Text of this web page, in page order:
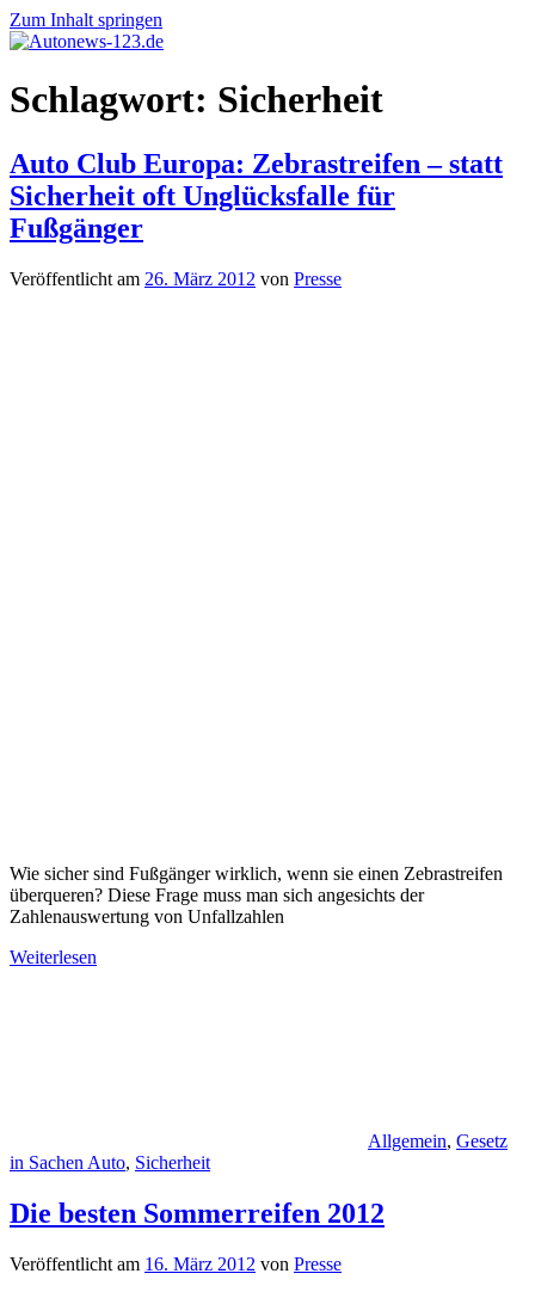
Zum Inhalt springen
Autonews-
123.de
Autonews
mit
Schlagwort: Sicherheit
Auto Club Europa: Zebrastreifen – statt
Sicherheit oft Unglücksfalle für
Fußgänger
Veröffentlicht am 26. März 2012 von Presse
Wie sicher sind Fußgänger wirklich, wenn sie einen Zebrastreifen
überqueren? Diese Frage muss man sich angesichts der
Zahlenauswertung von Unfallzahlen
Weiterlesen
Allgemein, Gesetz
in Sachen Auto, Sicherheit
Die besten Sommerreifen 2012
Veröffentlicht am 16. März 2012 von Presse